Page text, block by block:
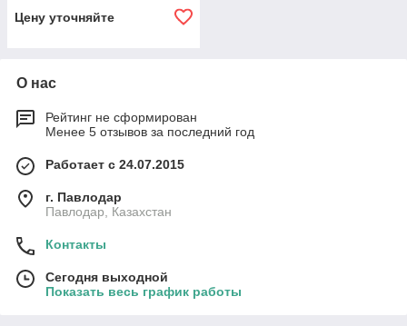
Цену уточняйте
О нас
Рейтинг не сформирован
Менее 5 отзывов за последний год
Работает с 24.07.2015
г. Павлодар
Павлодар, Казахстан
Контакты
Сегодня выходной
Показать весь график работы